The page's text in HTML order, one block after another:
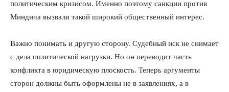
КавПолит
политическим кризисом. Именно поэтому санкции против
Миндича вызвали такой широкий общественный интерес.
Важно понимать и другую сторону. Судебный иск не снимает
с дела политической нагрузки. Но он переводит часть
конфликта в юридическую плоскость. Теперь аргументы
сторон должны быть оформлены не в заявлениях, а в